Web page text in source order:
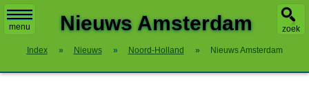
menu zoek
Nieuws Amsterdam
Index » Nieuws » Noord-Holland » Nieuws Amsterdam